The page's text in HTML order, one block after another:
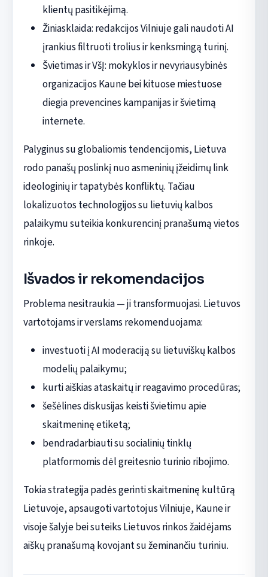
klientų pasitikėjimą.
Žiniasklaida: redakcijos Vilniuje gali naudoti AI
įrankius filtruoti trolius ir kenksmingą turinį.
Švietimas ir VšĮ: mokyklos ir nevyriausybinės
organizacijos Kaune bei kituose miestuose
diegia prevencines kampanijas ir švietimą
internete.
Palyginus su globaliomis tendencijomis, Lietuva
rodo panašų poslinkį nuo asmeninių įžeidimų link
ideologinių ir tapatybės konfliktų. Tačiau
lokalizuotos technologijos su lietuvių kalbos
palaikymu suteikia konkurencinį pranašumą vietos
rinkoje.
Išvados ir rekomendacijos
Problema nesitraukia — ji transformuojasi. Lietuvos
vartotojams ir verslams rekomenduojama:
investuoti į AI moderaciją su lietuviškų kalbos
modelių palaikymu;
kurti aiškias ataskaitų ir reagavimo procedūras;
šešėlines diskusijas keisti švietimu apie
skaitmeninę etiketą;
bendradarbiauti su socialinių tinklų
platformomis dėl greitesnio turinio ribojimo.
Tokia strategija padės gerinti skaitmeninę kultūrą
Lietuvoje, apsaugoti vartotojus Vilniuje, Kaune ir
visoje šalyje bei suteiks Lietuvos rinkos žaidėjams
aiškų pranašumą kovojant su žeminančiu turiniu.